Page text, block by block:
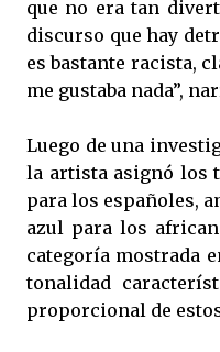
que no era tan
discurso que hay
es bastante racista,
me gustaba nada”,
Luego de una
la artista asignó los
para los españoles,
azul para los
categoría mostrada
tonalidad
proporcional de